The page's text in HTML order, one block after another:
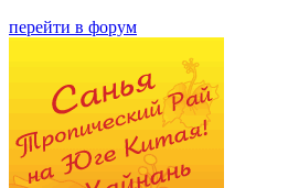
перейти в форум